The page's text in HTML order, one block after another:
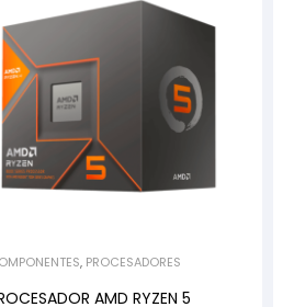
, PROCESADORES
AMD RYZEN 5